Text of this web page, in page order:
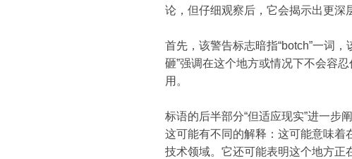
论，但仔细观察后，它会揭示出更深
首先，该警告标志暗指“botch”一词
砸”强调在这个地方或情况下不会容
用。
标语的后半部分“但适应现实”进一步
这可能有不同的解释：这可能意味着
技术领域。它还可能表明这个地方正